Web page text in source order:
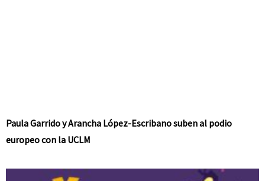
Paula Garrido y Arancha López-Escribano suben al podio
europeo con la UCLM